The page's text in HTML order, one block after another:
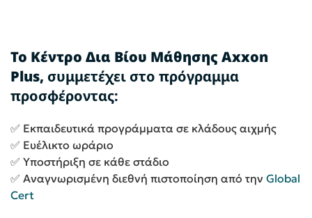
Το Κέντρο Δια Βίου Μάθησης Axxon
Plus, συμμετέχει στο πρόγραμμα
προσφέροντας:
✅ Εκπαιδευτικά προγράμματα σε κλάδους αιχμής
✅ Ευέλικτο ωράριο
✅ Υποστήριξη σε κάθε στάδιο
✅ Αναγνωρισμένη διεθνή πιστοποίηση από την Global
Cert